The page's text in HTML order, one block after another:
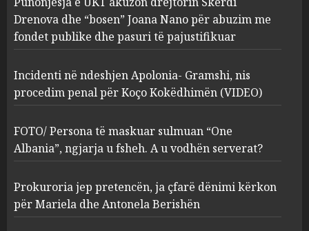
2
procedim penal për Koço
Kokëdhimën (VIDEO)
MARCH 27, 2025
3
FOTO/ Persona të maskuar
sulmuan “One Albania”,
ngjarja u fsheh. A u vodhën
serverat?
MARCH 25, 2025
Prokuroria jep pretencën, ja
çfarë dënimi kërkon për
Drenova dhe “bosen” Joana Nano për abuzim me
fondet publike dhe pasuri të pajustifikuar
Incidenti në ndeshjen Apolonia- Gramshi, nis
procedim penal për Koço Kokëdhimën (VIDEO)
FOTO/ Persona të maskuar sulmuan “One
Albania”, ngjarja u fsheh. A u vodhën serverat?
Prokuroria jep pretencën, ja çfarë dënimi kërkon
për Mariela dhe Antonela Berishën